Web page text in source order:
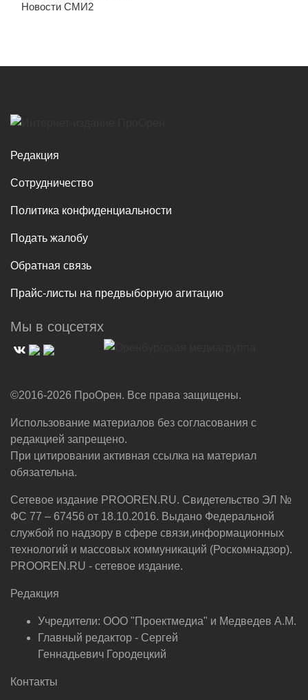
Новости СМИ2
Редакция
Сотрудничество
Политика конфиденциальности
Подать жалобу
Обратная связь
Прайс-листы на предвыборную агитацию
Мы в соцсетях
©2016-2026 ПроОрен. Все права защищены.
Использование материалов без согласования с
редакцией запрещено.
При цитировании активная ссылка на материал
обязательна.
Сетевое издание PROOREN.RU. Свидетельство ЭЛ №
ФС 77 – 67456 от 18.10.2016. Выдано Федеральной
службой по надзору в сфере связи,информационных
технологий и массовых коммуникаций (Роскомнадзор).
PROOREN.RU - сетевое издание.
Редакция
Учредители: ООО "Проектмедиа" и Медведев А.М.
Главный редактор - Сергей
Геннадьевич Городецкий
Контакты